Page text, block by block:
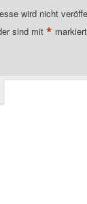
wird nicht
sind mit* markiert